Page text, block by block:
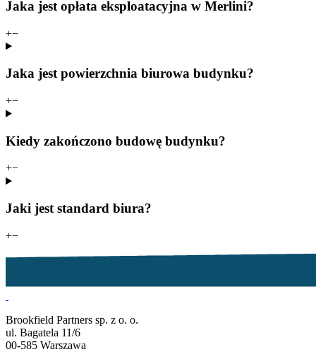
Jaka jest opłata eksploatacyjna w Merlini?
+−
Jaka jest powierzchnia biurowa budynku?
+−
Kiedy zakończono budowę budynku?
+−
Jaki jest standard biura?
+−
Brookfield Partners sp. z o. o.
ul. Bagatela 11/6
00-585 Warszawa